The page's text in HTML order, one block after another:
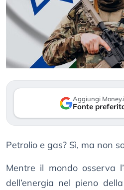
Aggiungi
Fonte
Petrolio e gas? Sì, ma non
Mentre il mondo osserva
dell’energia nel pieno